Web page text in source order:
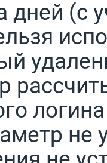
дней (с
логина
не